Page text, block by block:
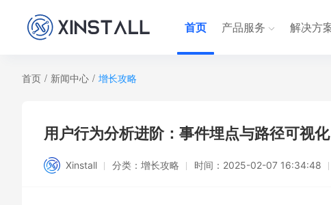
首页 产品服务 解决方
首页 / 新闻中心 / 增长攻略
用户行为分析进阶：事件埋点与路径可视化
Xinstall 分类： 增长攻略 时间： 2025-02-07 16:34:48